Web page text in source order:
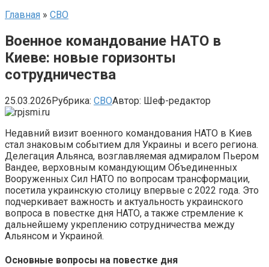
Главная » СВО
Военное командование НАТО в
Киеве: новые горизонты
сотрудничества
25.03.2026Рубрика: СВОАвтор: Шеф-редактор
Недавний визит военного командования НАТО в Киев
стал знаковым событием для Украины и всего региона.
Делегация Альянса, возглавляемая адмиралом Пьером
Вандее, верховным командующим Объединенных
Вооруженных Сил НАТО по вопросам трансформации,
посетила украинскую столицу впервые с 2022 года. Это
подчеркивает важность и актуальность украинского
вопроса в повестке дня НАТО, а также стремление к
дальнейшему укреплению сотрудничества между
Альянсом и Украиной.
Основные вопросы на повестке дня